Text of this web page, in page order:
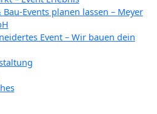
Bau-Events planen lassen – Meyer
Event – Wir bauen dein